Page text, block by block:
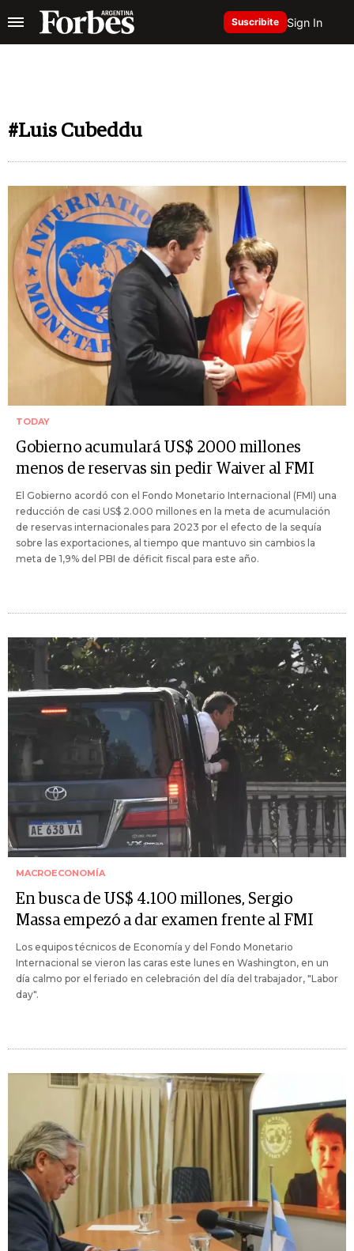
Suscribite Sign In
#Luis Cubeddu
TODAY
Gobierno acumulará US$ 2000 millones
menos de reservas sin pedir Waiver al FMI
El Gobierno acordó con el Fondo Monetario Internacional (FMI) una
reducción de casi US$ 2.000 millones en la meta de acumulación
de reservas internacionales para 2023 por el efecto de la sequía
sobre las exportaciones, al tiempo que mantuvo sin cambios la
meta de 1,9% del PBI de déficit fiscal para este año.
MACROECONOMÍA
En busca de US$ 4.100 millones, Sergio
Massa empezó a dar examen frente al FMI
Los equipos técnicos de Economía y del Fondo Monetario
Internacional se vieron las caras este lunes en Washington, en un
día calmo por el feriado en celebración del día del trabajador, "Labor
day".